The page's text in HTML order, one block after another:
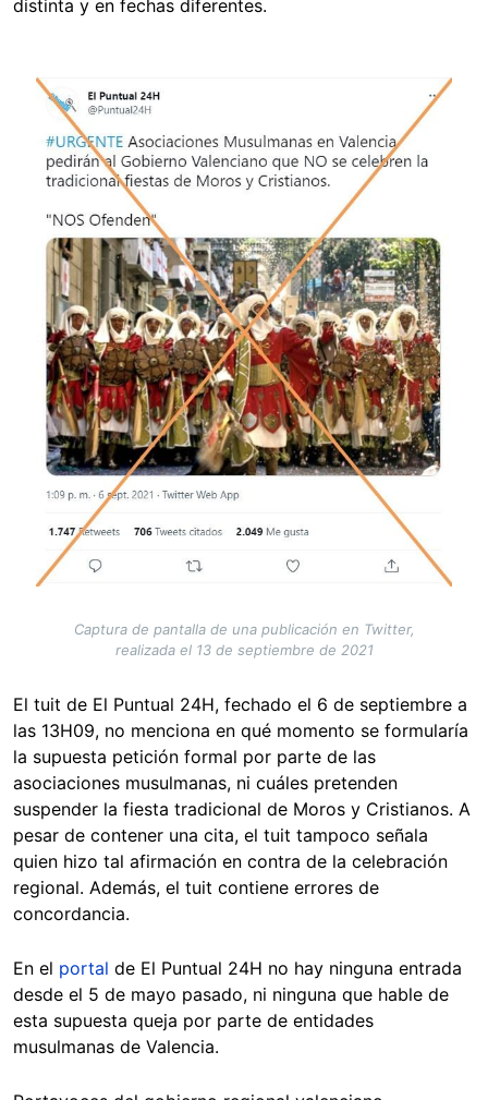
distinta y en fechas diferentes.
Image
Captura de pantalla de una publicación en Twitter,
realizada el 13 de septiembre de 2021
El tuit de El Puntual 24H, fechado el 6 de septiembre a
las 13H09, no menciona en qué momento se formularía
la supuesta petición formal por parte de las
asociaciones musulmanas, ni cuáles pretenden
suspender la fiesta tradicional de Moros y Cristianos. A
pesar de contener una cita, el tuit tampoco señala
quien hizo tal afirmación en contra de la celebración
regional. Además, el tuit contiene errores de
concordancia.
En el portal de El Puntual 24H no hay ninguna entrada
desde el 5 de mayo pasado, ni ninguna que hable de
esta supuesta queja por parte de entidades
musulmanas de Valencia.